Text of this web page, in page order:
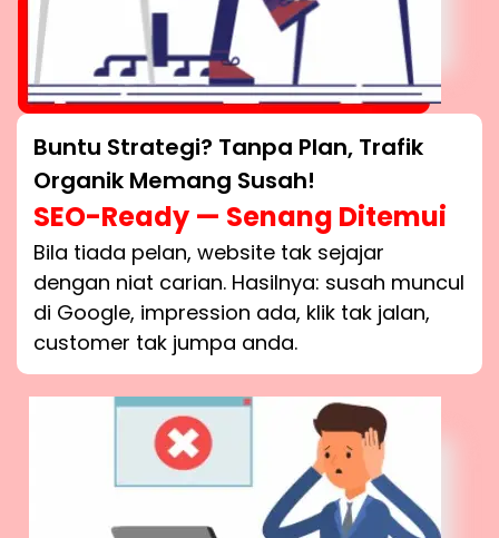
Buntu Strategi? Tanpa Plan, Trafik
Organik Memang Susah!
SEO-Ready — Senang Ditemui
Bila tiada pelan, website tak sejajar
dengan niat carian. Hasilnya: susah muncul
di Google, impression ada, klik tak jalan,
customer tak jumpa anda.